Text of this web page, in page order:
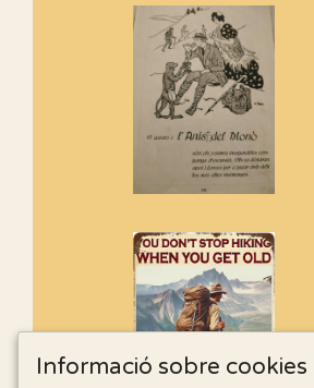
Informació sobre cookies